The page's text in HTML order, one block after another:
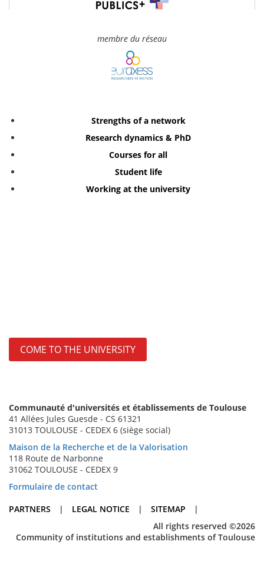
membre du réseau
Strengths of a network
Research dynamics & PhD
Courses for all
Student life
Working at the university
COME TO THE UNIVERSITY
Communauté d'universités et établissements de Toulouse
41 Allées Jules Guesde - CS 61321
31013 TOULOUSE - CEDEX 6 (siège social)
Maison de la Recherche et de la Valorisation
118 Route de Narbonne
31062 TOULOUSE - CEDEX 9
Formulaire de contact
PARTNERS
| LEGAL NOTICE | SITEMAP
|
All rights reserved ©2026
Community of institutions and establishments of Toulouse